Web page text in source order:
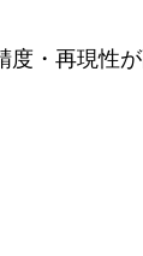
度・再現性